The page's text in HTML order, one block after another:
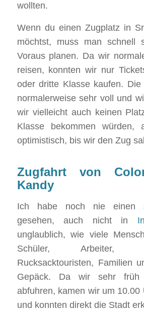
wollten.
Wenn du einen Zugplatz in
möchtst, muss man schnell
Voraus planen. Da wir
reisen, konnten wir nur
oder dritte Klasse kaufen.
normalerweise sehr voll und
wir vielleicht auch keinen
Klasse bekommen würden,
optimistisch, bis wir den Zug
Zugfahrt von
Kandy
Ich habe noch nie einen
gesehen, auch nicht in
unglaublich, wie viele
Schüler, Arbeiter,
Rucksacktouristen, Familien
Gepäck. Da wir sehr
abfuhren, kamen wir um 10.00
und konnten direkt die Stadt